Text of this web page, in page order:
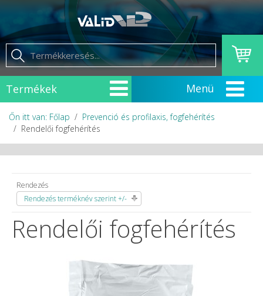
Termékek
Őn itt van: Főlap
Prevenció és profilaxis, fogfehérítés
Rendelői fogfehérítés
Rendezés
Rendezés terméknév szerint +/-
Rendelői fogfehérítés